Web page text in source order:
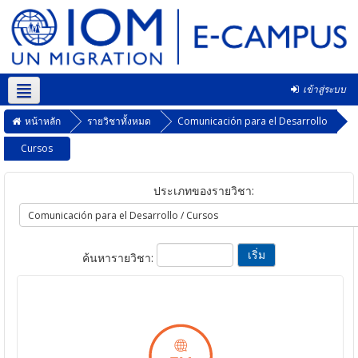
เข้าสู่ระบบ
Thai ‎(th)‎
หน้าหลัก รายวิชาทั้งหมด
Comunicación para el Desarrollo
Cursos
ประเภทของรายวิชา:
ค้นหารายวิชา: